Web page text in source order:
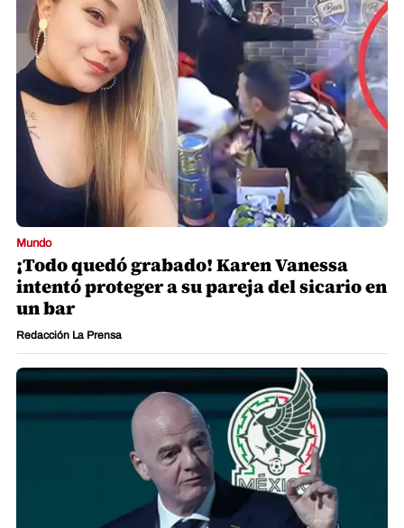
Mundo
¡Todo quedó grabado! Karen Vanessa
intentó proteger a su pareja del sicario en
un bar
Redacción La Prensa